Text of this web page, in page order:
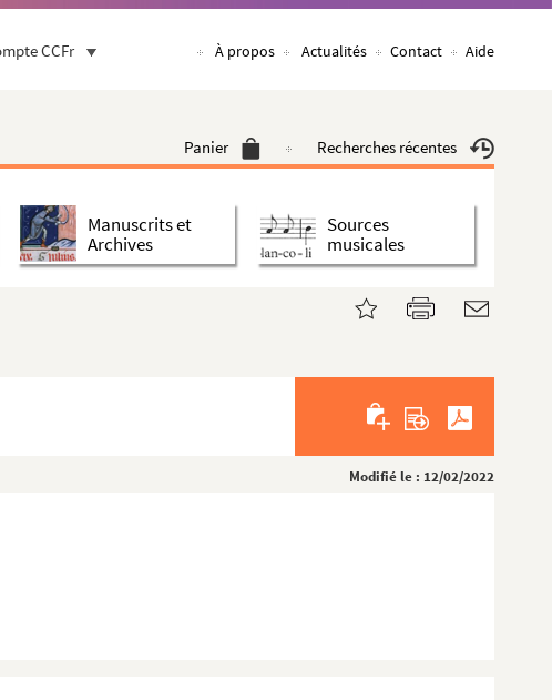
CCFr À propos Actualités Contact Aide
Panier Recherches récentes
Manuscrits et
Archives
Sources
musicales
Modifié le : 12/02/2022